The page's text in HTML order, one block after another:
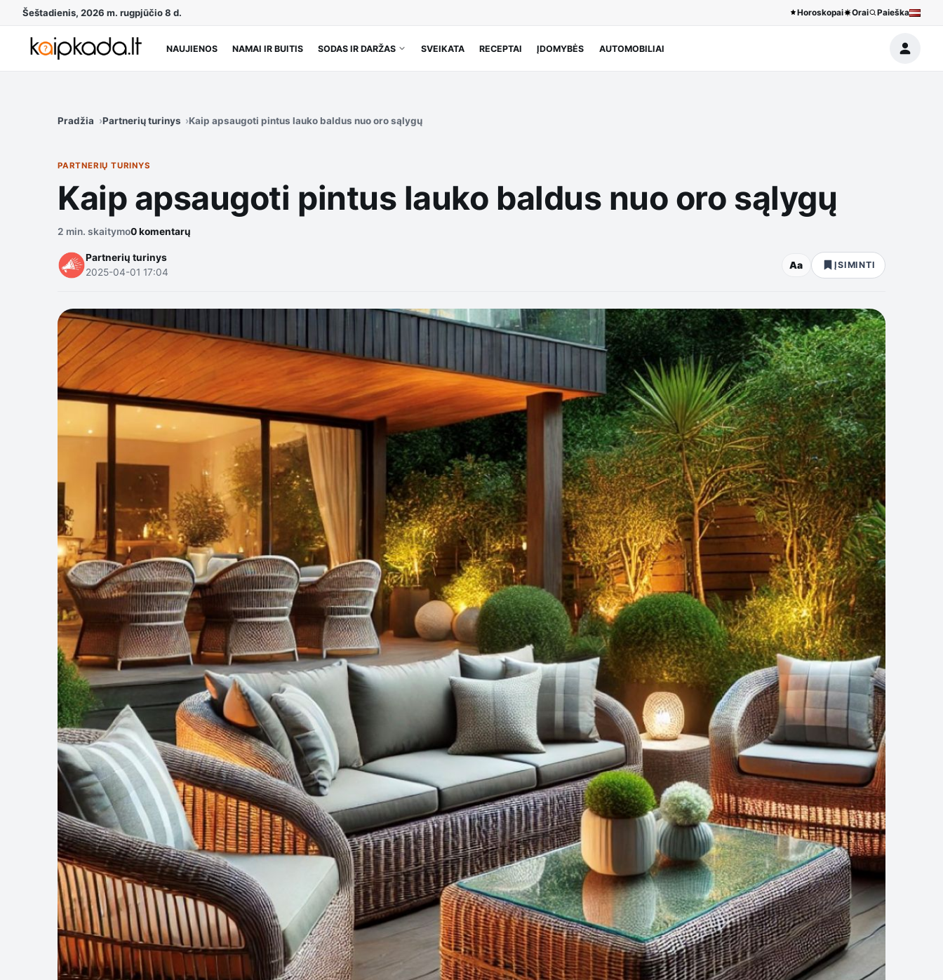
Šeštadienis, 2026 m. rugpjūčio 8 d. Horoskopai Orai Paieška
NAUJIENOS NAMAI IR BUITIS SODAS IR DARŽAS SVEIKATA RECEPTAI ĮDOMYBĖS AUTOMOBILIAI
Pradžia Partnerių turinys Kaip apsaugoti pintus lauko baldus nuo oro sąlygų
PARTNERIŲ TURINYS
Kaip apsaugoti pintus lauko baldus nuo oro sąlygų
2 min. skaitymo0 komentarų
Partnerių turinys
2025-04-01 17:04
Aa ĮSIMINTI